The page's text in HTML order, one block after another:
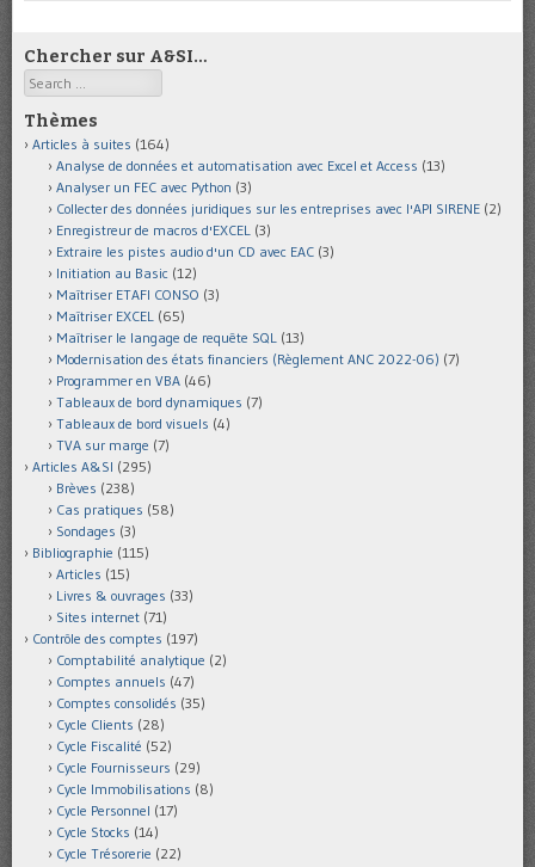
Chercher sur A&SI…
Search
Thèmes
Articles à suites (164)
Analyse de données et automatisation avec Excel et Access (13)
Analyser un FEC avec Python (3)
Collecter des données juridiques sur les entreprises avec l'API SIRENE (2)
Enregistreur de macros d'EXCEL (3)
Extraire les pistes audio d'un CD avec EAC (3)
Initiation au Basic (12)
Maîtriser ETAFI CONSO (3)
Maîtriser EXCEL (65)
Maîtriser le langage de requête SQL (13)
Modernisation des états financiers (Règlement ANC 2022-06) (7)
Programmer en VBA (46)
Tableaux de bord dynamiques (7)
Tableaux de bord visuels (4)
TVA sur marge (7)
Articles A&SI (295)
Brèves (238)
Cas pratiques (58)
Sondages (3)
Bibliographie (115)
Articles (15)
Livres & ouvrages (33)
Sites internet (71)
Contrôle des comptes (197)
Comptabilité analytique (2)
Comptes annuels (47)
Comptes consolidés (35)
Cycle Clients (28)
Cycle Fiscalité (52)
Cycle Fournisseurs (29)
Cycle Immobilisations (8)
Cycle Personnel (17)
Cycle Stocks (14)
Cycle Trésorerie (22)